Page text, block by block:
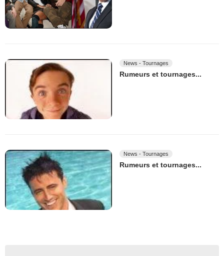
News - Tournages
Rumeurs et tournages...
News - Tournages
Rumeurs et tournages...